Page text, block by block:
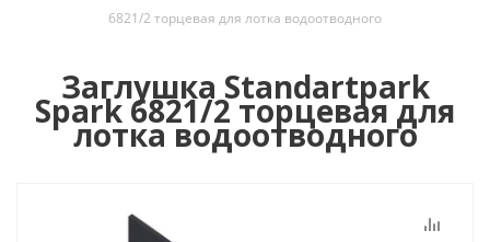
6821/2 торцевая для лотка водоотводного
Заглушка Standartpark
Spark 6821/2 торцевая для
лотка водоотводного